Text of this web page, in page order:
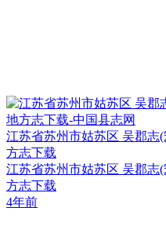
江苏省苏州市姑苏区 吴郡志
方志下载
江苏省苏州市姑苏区 吴郡志
方志下载
4年前